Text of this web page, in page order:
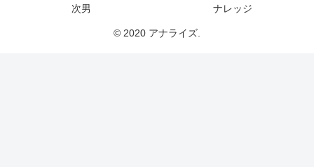
次男
ナレッジ
© 2020 アナライズ.